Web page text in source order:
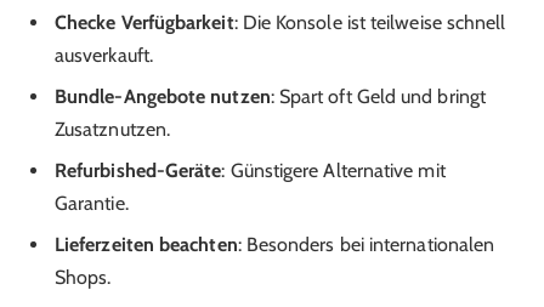
Checke Verfügbarkeit: Die Konsole ist teilweise schnell
ausverkauft.
Bundle-Angebote nutzen: Spart oft Geld und bringt
Zusatznutzen.
Refurbished-Geräte: Günstigere Alternative mit
Garantie.
Lieferzeiten beachten: Besonders bei internationalen
Shops.